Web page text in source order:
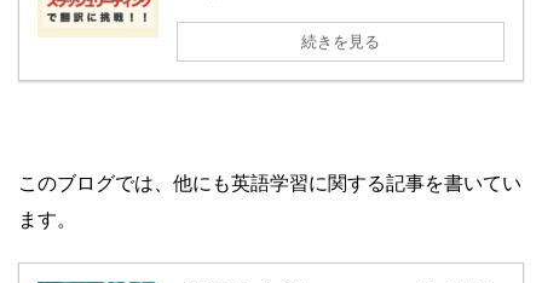
続きを見る
このブログでは、他にも英語学習に関する記事を書いてい
ます。